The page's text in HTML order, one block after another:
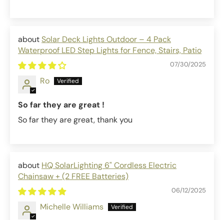
Solar Deck Lights Outdoor – 4 Pack
Waterproof LED Step Lights for Fence, Stairs, Patio
07/30/2025
Ro
So far they are great !
So far they are great, thank you
HQ SolarLighting 6" Cordless Electric
Chainsaw + (2 FREE Batteries)
06/12/2025
Michelle Williams